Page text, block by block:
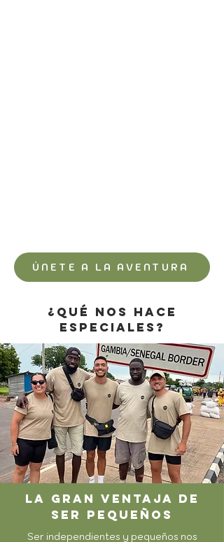
ÚNETE A LA AVENTURA
¿qué nos hace
especiales?
LA gran ventaja de
ser pequeños
Ser independientes y pequeños nos